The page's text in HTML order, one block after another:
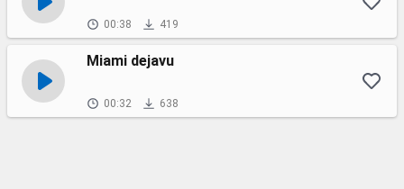
00:38 419
Miami dejavu
00:32 638